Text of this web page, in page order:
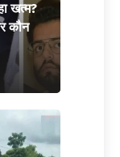
खत्म?
कौन